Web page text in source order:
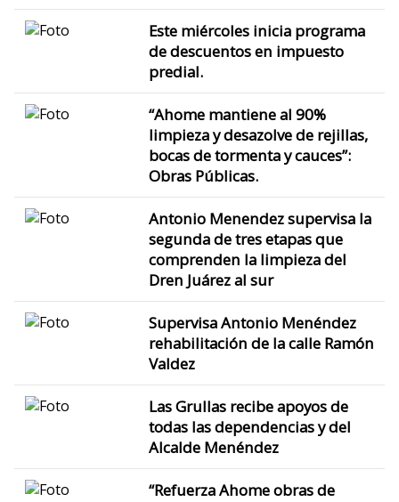
Este miércoles inicia programa
de descuentos en impuesto
predial.
“Ahome mantiene al 90%
limpieza y desazolve de rejillas,
bocas de tormenta y cauces”:
Obras Públicas.
Antonio Menendez supervisa la
segunda de tres etapas que
comprenden la limpieza del
Dren Juárez al sur
Supervisa Antonio Menéndez
rehabilitación de la calle Ramón
Valdez
Las Grullas recibe apoyos de
todas las dependencias y del
Alcalde Menéndez
“Refuerza Ahome obras de